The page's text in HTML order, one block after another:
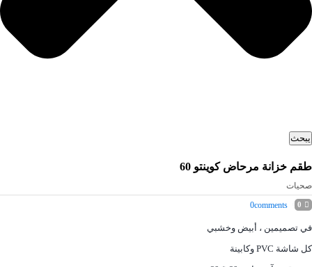
يبحث
طقم خزانة مرحاض كوينتو 60
صحیات
0
0comments
في تصميمين ، أبيض وخشبي
كل شاشة PVC وكابينة